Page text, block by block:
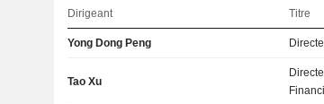
Dirigeant Titre
Yong Dong Peng
Tao Xu